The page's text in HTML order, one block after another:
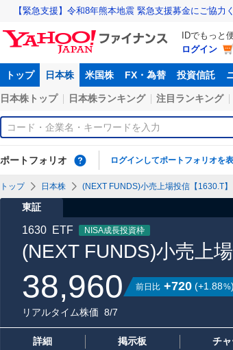
【緊急支援】令和8年熊本地震 緊急支援募金にご協力
IDでもっと
ログイン
トップ 日本株 米国株 FX・為替 投資信託
日本株トップ 日本株ランキング 注目ランキング
ポートフォリオ ログインしてポートフォリオを
トップ 日本株 (NEXT FUNDS)小売上場投信【1630.T】
東証
(NEXT FUNDS)小売上
1630 ETF NISA成長投資枠
38,960 前日比 +720 (+1.88%)
リアルタイム株価 8/7
詳細 掲示板 チャ